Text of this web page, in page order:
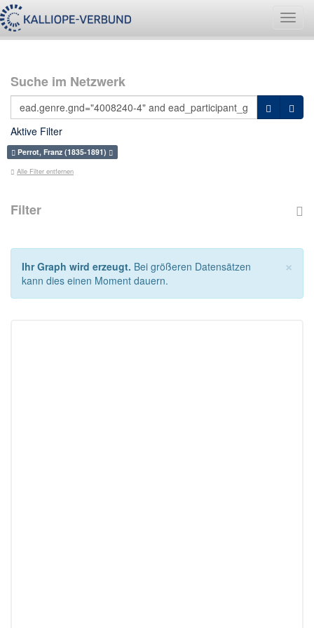
Suche im Netzwerk
Aktive Filter
Perrot, Franz (1835-1891)
Alle Filter entfernen
Filter
×
Ihr Graph wird erzeugt. Bei größeren Datensätzen
kann dies einen Moment dauern.